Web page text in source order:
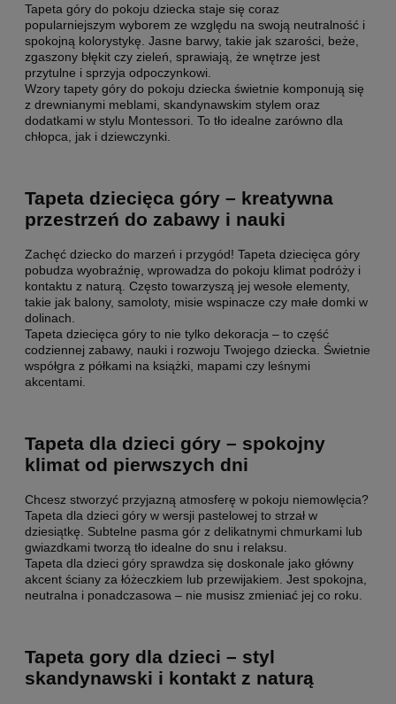
Tapeta góry do pokoju dziecka staje się coraz
popularniejszym wyborem ze względu na swoją neutralność i
spokojną kolorystykę. Jasne barwy, takie jak szarości, beże,
zgaszony błękit czy zieleń, sprawiają, że wnętrze jest
przytulne i sprzyja odpoczynkowi.
Wzory tapety góry do pokoju dziecka świetnie komponują się
z drewnianymi meblami, skandynawskim stylem oraz
dodatkami w stylu Montessori. To tło idealne zarówno dla
chłopca, jak i dziewczynki.
Tapeta dziecięca góry – kreatywna
przestrzeń do zabawy i nauki
Zachęć dziecko do marzeń i przygód! Tapeta dziecięca góry
pobudza wyobraźnię, wprowadza do pokoju klimat podróży i
kontaktu z naturą. Często towarzyszą jej wesołe elementy,
takie jak balony, samoloty, misie wspinacze czy małe domki w
dolinach.
Tapeta dziecięca góry to nie tylko dekoracja – to część
codziennej zabawy, nauki i rozwoju Twojego dziecka. Świetnie
współgra z półkami na książki, mapami czy leśnymi
akcentami.
Tapeta dla dzieci góry – spokojny
klimat od pierwszych dni
Chcesz stworzyć przyjazną atmosferę w pokoju niemowlęcia?
Tapeta dla dzieci góry w wersji pastelowej to strzał w
dziesiątkę. Subtelne pasma gór z delikatnymi chmurkami lub
gwiazdkami tworzą tło idealne do snu i relaksu.
Tapeta dla dzieci góry sprawdza się doskonale jako główny
akcent ściany za łóżeczkiem lub przewijakiem. Jest spokojna,
neutralna i ponadczasowa – nie musisz zmieniać jej co roku.
Tapeta gory dla dzieci – styl
skandynawski i kontakt z naturą